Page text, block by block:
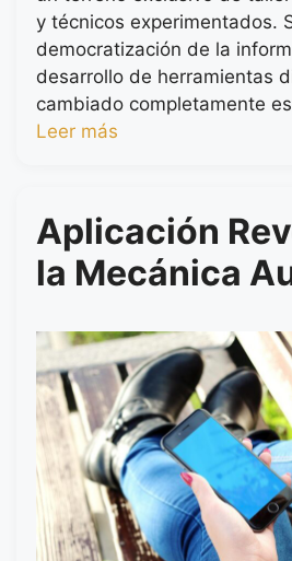
y técnicos experimentados.
democratización de la
desarrollo de herramientas
cambiado completamente
Leer más
Aplicación
la Mecánica